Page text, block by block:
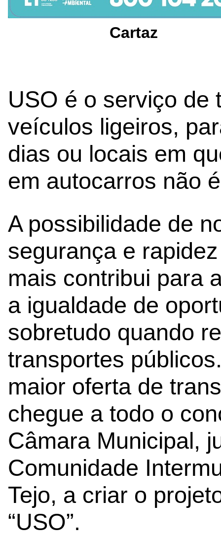
Cartaz
USO é o serviço de
veículos ligeiros,
dias ou locais em
em autocarros não
A possibilidade de
segurança e
mais contribui para
a igualdade de
sobretudo quando
transportes
maior oferta de
chegue a todo o
Câmara Municipal,
Comunidade
Tejo, a criar o
“USO”.